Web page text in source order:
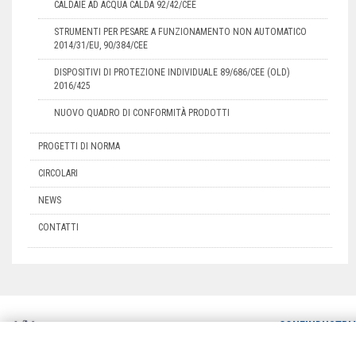
CALDAIE AD ACQUA CALDA 92/42/CEE
STRUMENTI PER PESARE A FUNZIONAMENTO NON AUTOMATICO
2014/31/EU, 90/384/CEE
DISPOSITIVI DI PROTEZIONE INDIVIDUALE 89/686/CEE (OLD)
2016/425
NUOVO QUADRO DI CONFORMITÀ PRODOTTI
PROGETTI DI NORMA
CIRCOLARI
NEWS
CONTATTI